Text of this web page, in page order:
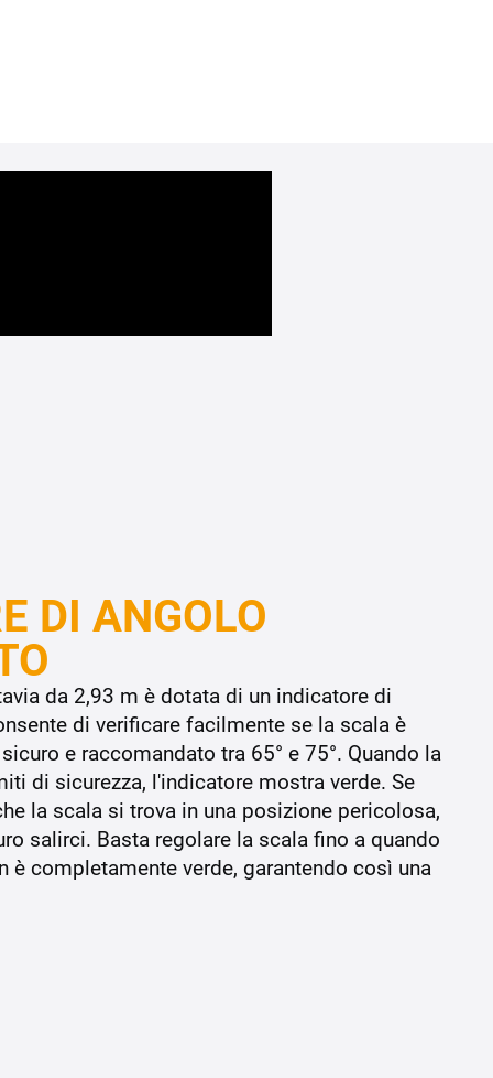
DI ANGOLO
da 2,93 m è dotata di un indicatore di
di verificare facilmente se la scala è
e raccomandato tra 65° e 75°. Quando la
di sicurezza, l'indicatore mostra verde. Se
la scala si trova in una posizione pericolosa,
salirci. Basta regolare la scala fino a quando
è completamente verde, garantendo così una